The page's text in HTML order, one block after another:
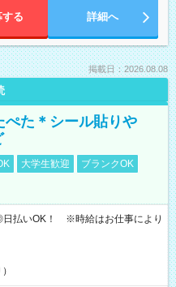
する 詳細へ
掲載日：2026.08.08
ぺた＊シール貼りや
大学生歓迎
ブランクOK
払いOK！ ※時給はお仕事により